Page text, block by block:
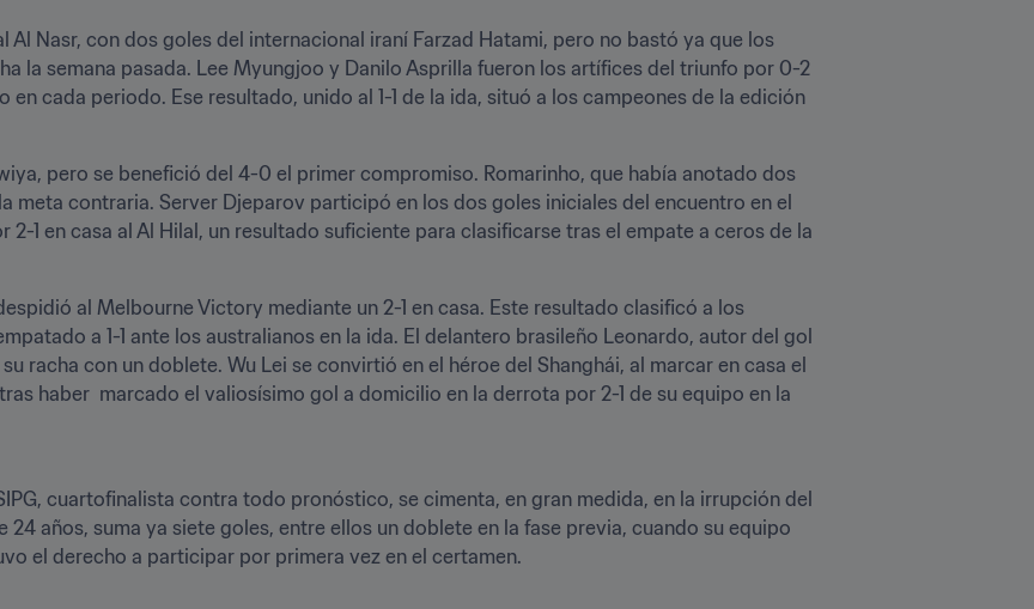
Al Nasr, con dos goles del internacional iraní Farzad Hatami, pero no bastó ya que los
la semana pasada. Lee Myungjoo y Danilo Asprilla fueron los artífices del triunfo por 0-2
en cada periodo. Ese resultado, unido al 1-1 de la ida, situó a los campeones de la edición
pero se benefició del 4-0 el primer compromiso. Romarinho, que había anotado dos
meta contraria. Server Djeparov participó en los dos goles iniciales del encuentro en el
1 en casa al Al Hilal, un resultado suficiente para clasificarse tras el empate a ceros de la
al Melbourne Victory mediante un 2-1 en casa. Este resultado clasificó a los
a 1-1 ante los australianos en la ida. El delantero brasileño Leonardo, autor del gol
racha con un doblete. Wu Lei se convirtió en el héroe del Shanghái, al marcar en casa el
haber  marcado el valiosísimo gol a domicilio en la derrota por 2-1 de su equipo en la
cuartofinalista contra todo pronóstico, se cimenta, en gran medida, en la irrupción del
24 años, suma ya siete goles, entre ellos un doblete en la fase previa, cuando su equipo
el derecho a participar por primera vez en el certamen.